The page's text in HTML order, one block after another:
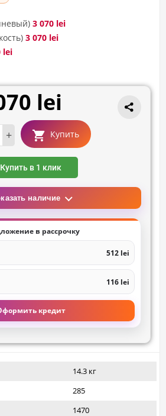
3 070 lei
3 070 lei
lei
lei
+ Купить
Купить в 1 клик
наличие
в рассрочку
512 lei
116 lei
кредит
14.3 кг
285
1470